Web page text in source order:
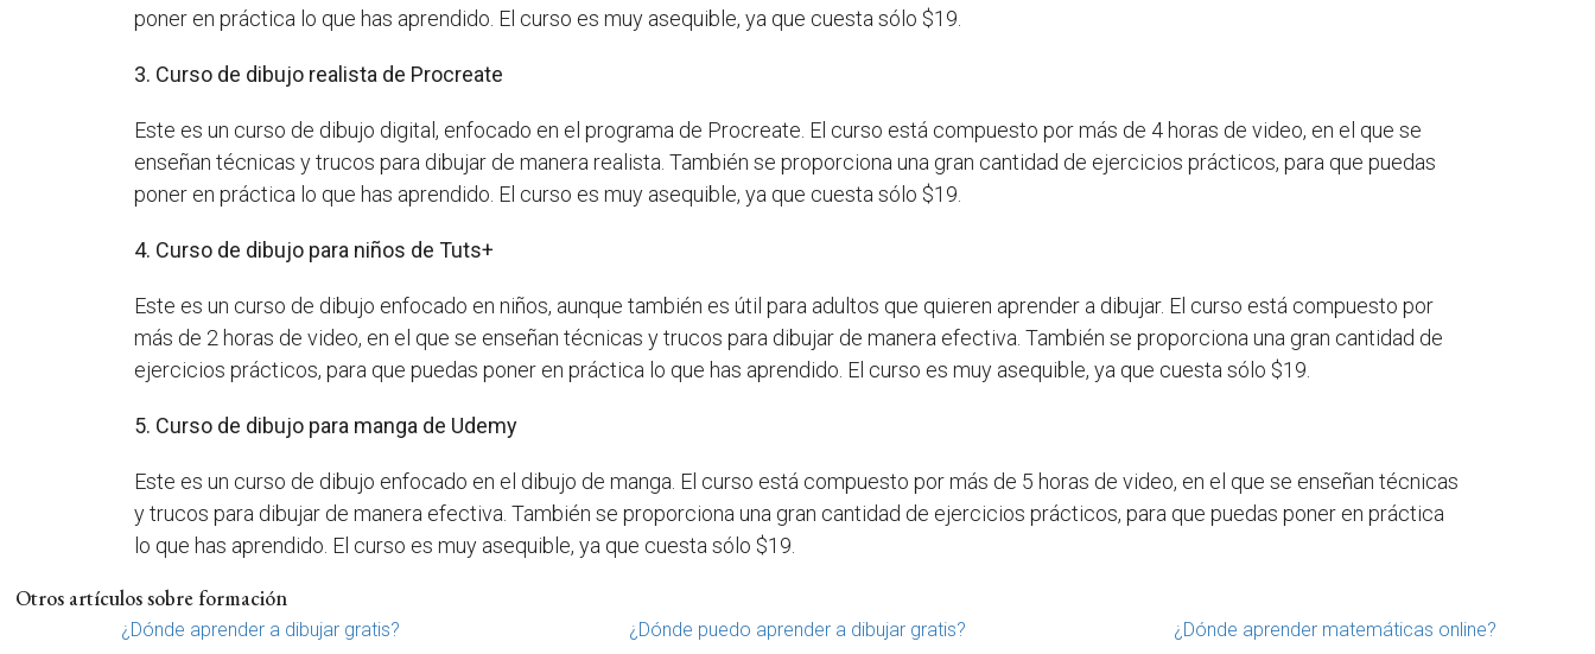
poner en práctica lo que has aprendido. El curso es muy asequible, ya que cuesta sólo $19.
3. Curso de dibujo realista de Procreate
Este es un curso de dibujo digital, enfocado en el programa de Procreate. El curso está compuesto por más de 4 horas de video, en el que se
enseñan técnicas y trucos para dibujar de manera realista. También se proporciona una gran cantidad de ejercicios prácticos, para que puedas
poner en práctica lo que has aprendido. El curso es muy asequible, ya que cuesta sólo $19.
4. Curso de dibujo para niños de Tuts+
Este es un curso de dibujo enfocado en niños, aunque también es útil para adultos que quieren aprender a dibujar. El curso está compuesto por
más de 2 horas de video, en el que se enseñan técnicas y trucos para dibujar de manera efectiva. También se proporciona una gran cantidad de
ejercicios prácticos, para que puedas poner en práctica lo que has aprendido. El curso es muy asequible, ya que cuesta sólo $19.
5. Curso de dibujo para manga de Udemy
Este es un curso de dibujo enfocado en el dibujo de manga. El curso está compuesto por más de 5 horas de video, en el que se enseñan técnicas
y trucos para dibujar de manera efectiva. También se proporciona una gran cantidad de ejercicios prácticos, para que puedas poner en práctica
lo que has aprendido. El curso es muy asequible, ya que cuesta sólo $19.
Otros artículos sobre formación
¿Dónde aprender a dibujar gratis? ¿Dónde puedo aprender a dibujar gratis? ¿Dónde aprender matemáticas online?